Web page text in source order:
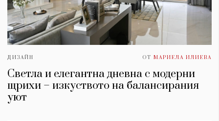
ДИЗАЙН ОТ МАРИЕЛА ИЛИЕВА
Светла и елегантна дневна с модерни
щрихи – изкуството на балансирания
уют